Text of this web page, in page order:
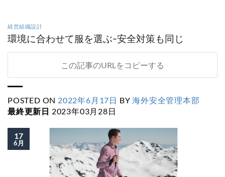
経営組織設計
環境に合わせて服を選ぶ-安全対策も同じ
この記事のURLをコピーする
POSTED ON 2022年6月17日 BY海外安全管理本部
最終更新日 2023年03月28日
17
6月